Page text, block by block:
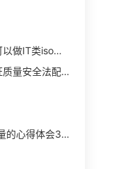
武汉UL认证咨询哪家机构啊？必须是可以做IT类iso三体系认证UL认证的机构？
食品安全法配套法规和农iso三体系认证质量安全法配套法规分别是什么？
如何提升iso三体系认证质量(个人对质量的心得体会300字)